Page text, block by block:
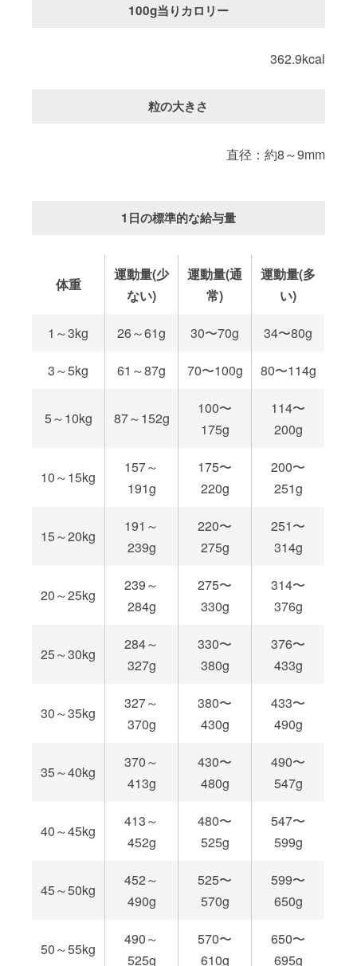
100g当りカロリー
362.9kcal
粒の大きさ
直径：約8～9mm
1日の標準的な給与量
体重
運動量(少
ない)
運動量(通
常)
運動量(多
い)
1～3kg 26～61g 30〜70g 34〜80g
3～5kg 61～87g 70〜100g 80〜114g
5～10kg 87～152g
100〜
175g
114〜
200g
10～15kg
157～
191g
175〜
220g
200〜
251g
15～20kg
191～
239g
220〜
275g
251〜
314g
20～25kg
239～
284g
275〜
330g
314〜
376g
25～30kg
284～
327g
330〜
380g
376〜
433g
30～35kg
327～
370g
380〜
430g
433〜
490g
35～40kg
370～
413g
430〜
480g
490〜
547g
40～45kg
413～
452g
480〜
525g
547〜
599g
45～50kg
452～
490g
525〜
570g
599〜
650g
50～55kg
490～
525g
570〜
610g
650〜
695g